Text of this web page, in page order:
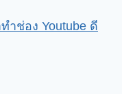
ำช่อง Youtube ดี